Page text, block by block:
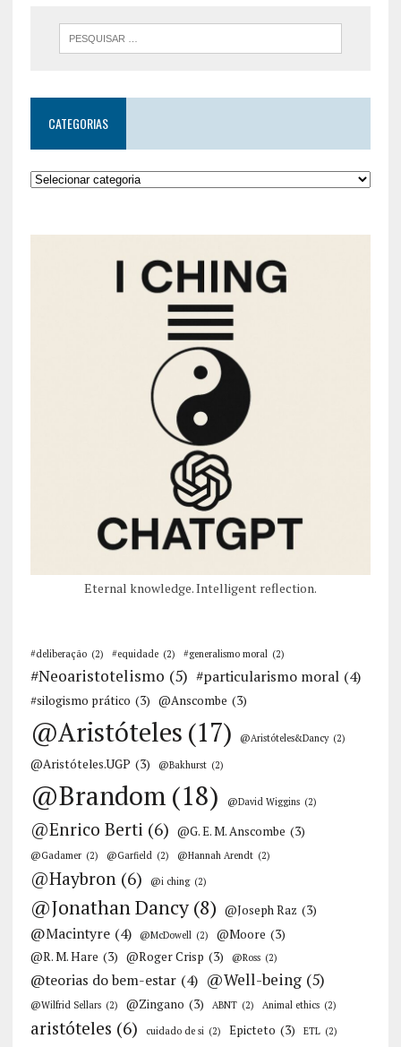
CATEGORIAS
Eternal knowledge. Intelligent reflection.
#deliberação (2) #equidade (2) #generalismo moral (2)
#Neoaristotelismo (5) #particularismo moral (4)
#silogismo prático (3) @Anscombe (3)
@Aristóteles (17) @Aristóteles&Dancy (2)
@Aristóteles.UGP (3) @Bakhurst (2)
@Brandom (18) @David Wiggins (2)
@Enrico Berti (6) @G. E. M. Anscombe (3)
@Gadamer (2) @Garfield (2) @Hannah Arendt (2)
@Haybron (6) @i ching (2)
@Jonathan Dancy (8) @Joseph Raz (3)
@Macintyre (4) @McDowell (2) @Moore (3)
@R. M. Hare (3) @Roger Crisp (3) @Ross (2)
@teorias do bem-estar (4) @Well-being (5)
@Wilfrid Sellars (2) @Zingano (3) ABNT (2) Animal ethics (2)
aristóteles (6) cuidado de si (2) Epicteto (3) ETL (2)